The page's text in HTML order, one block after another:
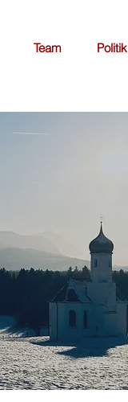
Team Politik